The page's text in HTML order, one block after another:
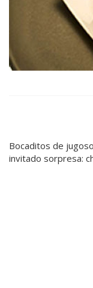
Bocaditos de
invitado sorpresa: